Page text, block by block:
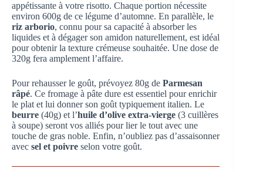
appétissante à votre risotto. Chaque portion nécessite
environ 600g de ce légume d’automne. En parallèle, le
riz arborio, connu pour sa capacité à absorber les
liquides et à dégager son amidon naturellement, est idéal
pour obtenir la texture crémeuse souhaitée. Une dose de
320g fera amplement l’affaire.
Pour rehausser le goût, prévoyez 80g de Parmesan
râpé. Ce fromage à pâte dure est essentiel pour enrichir
le plat et lui donner son goût typiquement italien. Le
beurre (40g) et l’huile d’olive extra-vierge (3 cuillères
à soupe) seront vos alliés pour lier le tout avec une
touche de gras noble. Enfin, n’oubliez pas d’assaisonner
avec sel et poivre selon votre goût.